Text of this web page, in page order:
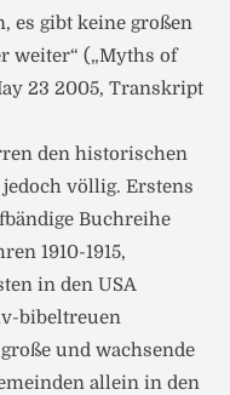
es gibt keine großen
weiter“ („Myths of
23 2005, Transkript
den historischen
völlig. Erstens
Buchreihe
1910-1915,
in den USA
bibeltreuen
und wachsende
allein in den